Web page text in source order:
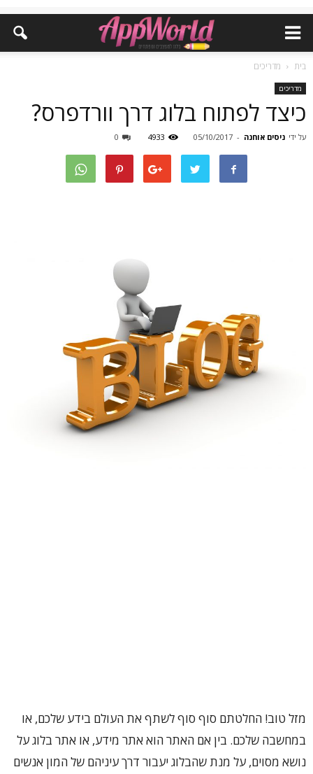
בית מדריכים
מדריכים
כיצד לפתוח בלוג דרך וורדפרס?
על ידי ניסים אוחנה -
05/10/2017
4933
0
מזל טוב! החלטתם סוף סוף לשתף את העולם בידע שלכם, או
במחשבה שלכם. בין אם האתר הוא אתר מידע, או אתר בלוג על
נושא מסוים, על מנת שהבלוג יעבור דרך עיניהם של המון אנשים